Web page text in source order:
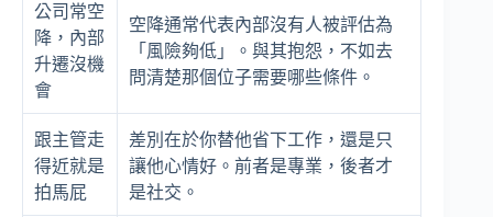
公司常空
降，內部
升遷沒機
會
空降通常代表內部沒有人被評估為
「風險夠低」。與其抱怨，不如去
問清楚那個位子需要哪些條件。
跟主管走
得近就是
拍馬屁
差別在於你替他省下工作，還是只
讓他心情好。前者是專業，後者才
是社交。